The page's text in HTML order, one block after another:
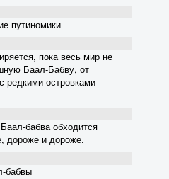
пyтиномики
пока весь мир не
Баал-Бабву, от
редкими островками
бабва обходится
дороже и дороже.
бабвы